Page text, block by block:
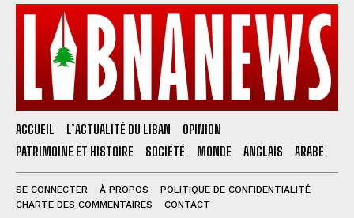
ACCUEIL L’ACTUALITÉ DU LIBAN
OPINION
PATRIMOINE ET HISTOIRE
SOCIÉTÉ MONDE ANGLAIS ARABE
SE CONNECTER À PROPOS
POLITIQUE DE CONFIDENTIALITÉ
CHARTE DES COMMENTAIRES
CONTACT